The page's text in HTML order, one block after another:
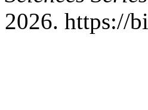
2026. https://